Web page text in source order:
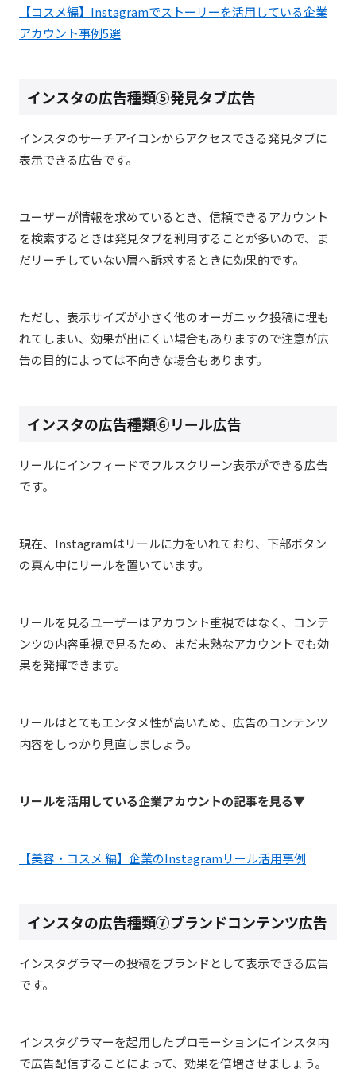
【コスメ編】Instagramでストーリーを活用している企業
アカウント事例5選
インスタの広告種類⑤発見タブ広告
インスタのサーチアイコンからアクセスできる発見タブに
表示できる広告です。
ユーザーが情報を求めているとき、信頼できるアカウント
を検索するときは発見タブを利用することが多いので、ま
だリーチしていない層へ訴求するときに効果的です。
ただし、表示サイズが小さく他のオーガニック投稿に埋も
れてしまい、効果が出にくい場合もありますので注意が広
告の目的によっては不向きな場合もあります。
インスタの広告種類⑥リール広告
リールにインフィードでフルスクリーン表示ができる広告
です。
現在、Instagramはリールに力をいれており、下部ボタン
の真ん中にリールを置いています。
リールを見るユーザーはアカウント重視ではなく、コンテ
ンツの内容重視で見るため、まだ未熟なアカウントでも効
果を発揮できます。
リールはとてもエンタメ性が高いため、広告のコンテンツ
内容をしっかり見直しましょう。
リールを活用している企業アカウントの記事を見る▼
【美容・コスメ 編】企業のInstagramリール活用事例
インスタの広告種類⑦ブランドコンテンツ広告
インスタグラマーの投稿をブランドとして表示できる広告
です。
インスタグラマーを起用したプロモーションにインスタ内
で広告配信することによって、効果を倍増させましょう。